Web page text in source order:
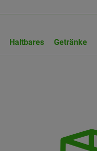
Haltbares Getränke